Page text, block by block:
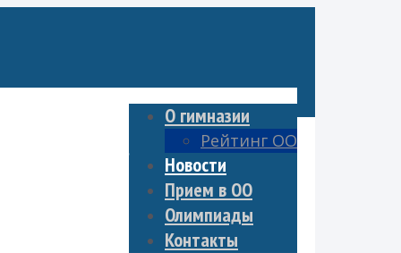
О гимназии
Рейтинг ОО
Новости
Прием в ОО
Олимпиады
Контакты